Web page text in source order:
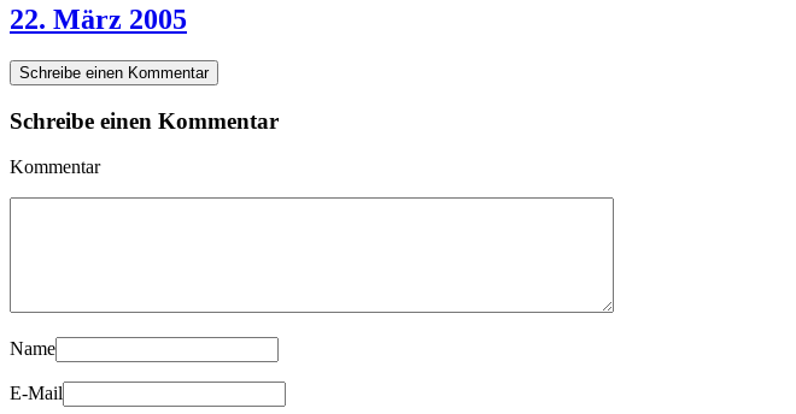
22. März 2005
Schreibe einen Kommentar
Schreibe einen Kommentar
Kommentar
Name
E-Mail